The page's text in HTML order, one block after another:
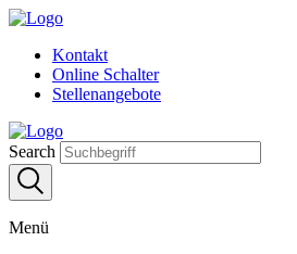
Kontakt
Online Schalter
Stellenangebote
Search
Menü